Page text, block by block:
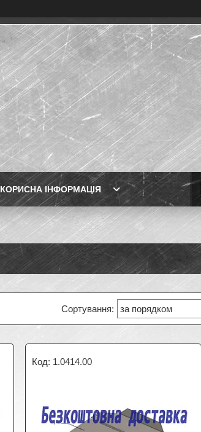
КОРИСНА ІНФОРМАЦІЯ
1.0414.00